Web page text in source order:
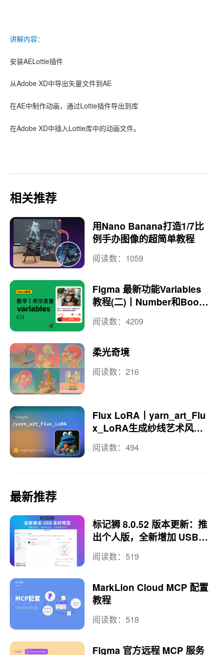
讲解内容：
安装AELottie插件
从Adobe XD中导出矢量文件到AE
在AE中制作动画，通过Lottie插件导出到库
在Adobe XD中插入Lottie库中的动画文件。
相关推荐
用Nano Banana打造1/7比
例手办图像的超简单教程
阅读数：1059
Figma 最新功能Variables
教程(二)丨Number和Boole
an用法
阅读数：4209
柔光奇境
阅读数：216
Flux LoRA丨yarn_art_Flu
x_LoRA生成纱线艺术风格
图像
阅读数：494
最新推荐
标记狮 8.0.52 版本更新：推
出个人版，全新增加 USB
实时预览
阅读数：519
MarkLion Cloud MCP 配置
教程
阅读数：518
Figma 官方远程 MCP 服务